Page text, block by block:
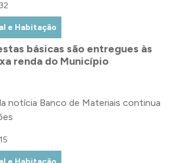
e Habitação
básicas são entregues às
renda do Município